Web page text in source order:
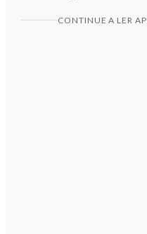
CONTINUE A LER